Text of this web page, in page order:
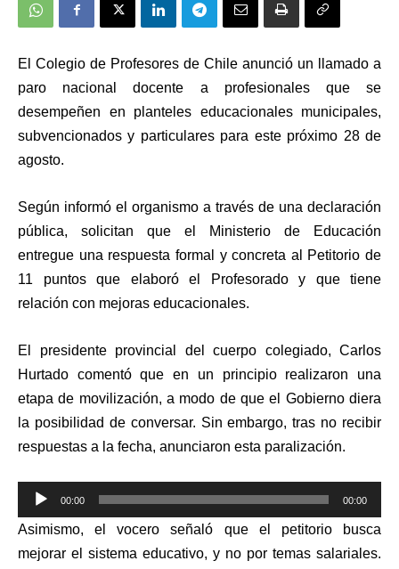
El Colegio de Profesores de Chile anunció un llamado a
paro nacional docente a profesionales que se
desempeñen en planteles educacionales municipales,
subvencionados y particulares para este próximo 28 de
agosto.
Según informó el organismo a través de una declaración
pública, solicitan que el Ministerio de Educación
entregue una respuesta formal y concreta al Petitorio de
11 puntos que elaboró el Profesoradoy que tiene
relación con mejoras educacionales.
El presidente provincial del cuerpo colegiado, Carlos
Hurtado comentó que en un principio realizaron una
etapa de movilización, a modo de que el Gobierno diera
la posibilidad de conversar. Sin embargo, tras no recibir
respuestas a la fecha, anunciaron esta paralización.
Reproductor
de
audio
00:00 00:00
Asimismo, el vocero señaló que el petitorio busca
mejorar el sistema educativo, y no por temas salariales.